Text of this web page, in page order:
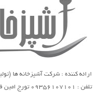
ارائه کننده : شرکت آشپزخانه ها
تلفن : 09356107101 تورج امین فر